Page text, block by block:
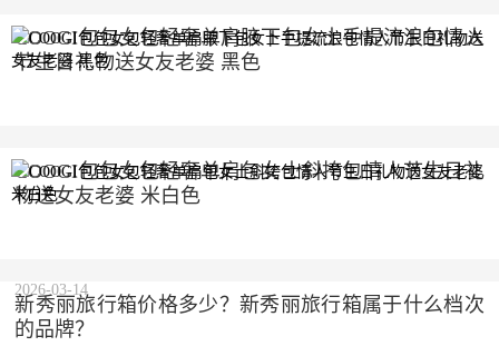
COOGI包包女包轻奢单肩腋下包女士手提流浪包情人
节生日礼物送女友老婆 黑色
COOGI包包女包轻奢单肩包女士斜挎包情人节生日礼
物送女友老婆 米白色
新秀丽旅行箱价格多少？新秀丽旅行箱属于什么档次
的品牌？
2026-03-14